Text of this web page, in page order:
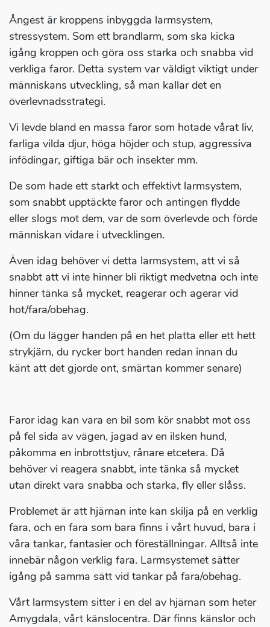
Ångest är kroppens inbyggda larmsystem,
stressystem. Som ett brandlarm, som ska kicka
igång kroppen och göra oss starka och snabba vid
verkliga faror. Detta system var väldigt viktigt under
människans utveckling, så man kallar det en
överlevnadsstrategi.
Vi levde bland en massa faror som hotade vårat liv,
farliga vilda djur, höga höjder och stup, aggressiva
infödingar, giftiga bär och insekter mm.
De som hade ett starkt och effektivt larmsystem,
som snabbt upptäckte faror och antingen flydde
eller slogs mot dem, var de som överlevde och förde
människan vidare i utvecklingen.
Även idag behöver vi detta larmsystem, att vi så
snabbt att vi inte hinner bli riktigt medvetna och inte
hinner tänka så mycket, reagerar och agerar vid
hot/fara/obehag.
(Om du lägger handen på en het platta eller ett hett
strykjärn, du rycker bort handen redan innan du
känt att det gjorde ont, smärtan kommer senare)
Faror idag kan vara en bil som kör snabbt mot oss
på fel sida av vägen, jagad av en ilsken hund,
påkomma en inbrottstjuv, rånare etcetera. Då
behöver vi reagera snabbt, inte tänka så mycket
utan direkt vara snabba och starka, fly eller slåss.
Problemet är att hjärnan inte kan skilja på en verklig
fara, och en fara som bara finns i vårt huvud, bara i
våra tankar, fantasier och föreställningar. Alltså inte
innebär någon verklig fara. Larmsystemet sätter
igång på samma sätt vid tankar på fara/obehag.
Vårt larmsystem sitter i en del av hjärnan som heter
Amygdala, vårt känslocentra. Där finns känslor och